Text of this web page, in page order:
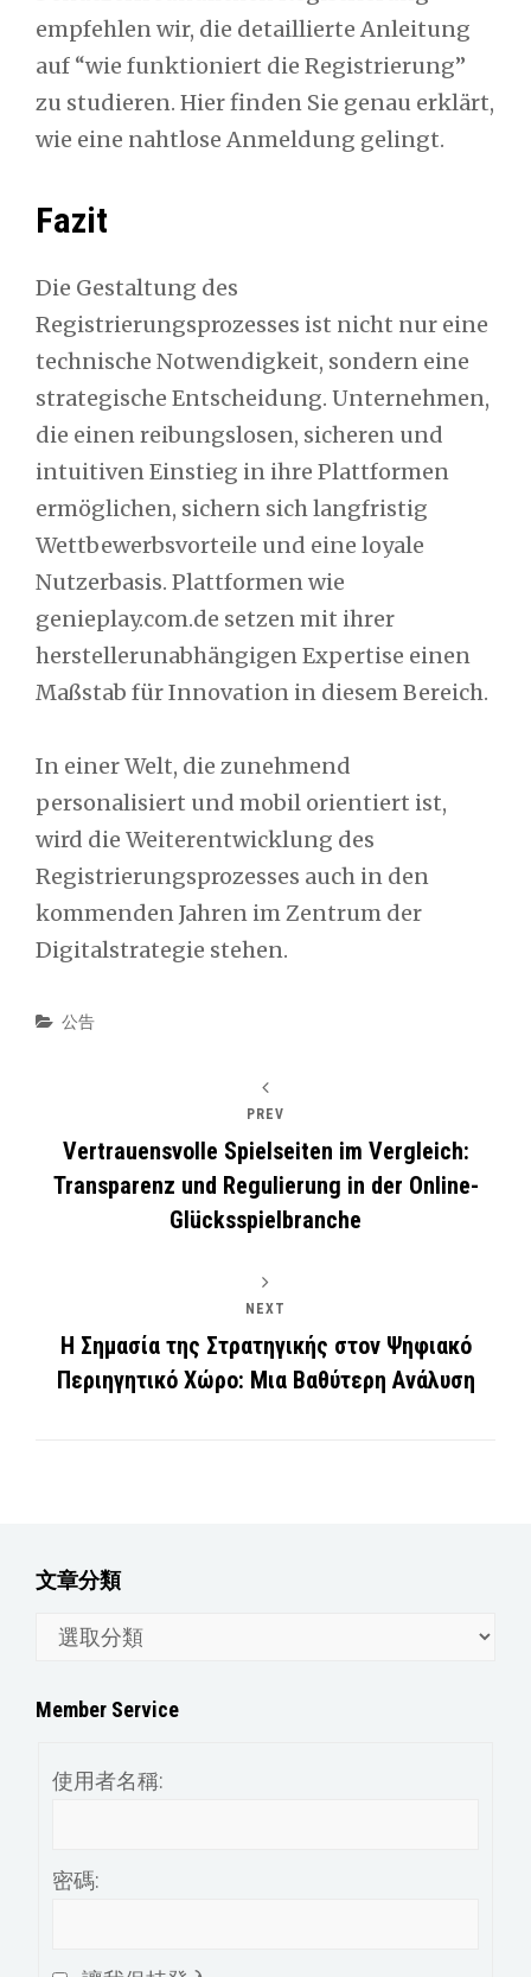
empfehlen wir, die detaillierte Anleitung
auf “wie funktioniert die Registrierung”
zu studieren. Hier finden Sie genau erklärt,
wie eine nahtlose Anmeldung gelingt.
Fazit
Die Gestaltung des
Registrierungsprozesses ist nicht nur eine
technische Notwendigkeit, sondern eine
strategische Entscheidung. Unternehmen,
die einen reibungslosen, sicheren und
intuitiven Einstieg in ihre Plattformen
ermöglichen, sichern sich langfristig
Wettbewerbsvorteile und eine loyale
Nutzerbasis. Plattformen wie
genieplay.com.de setzen mit ihrer
herstellerunabhängigen Expertise einen
Maßstab für Innovation in diesem Bereich.
In einer Welt, die zunehmend
personalisiert und mobil orientiert ist,
wird die Weiterentwicklung des
Registrierungsprozesses auch in den
kommenden Jahren im Zentrum der
Digitalstrategie stehen.
Categories
公告
PREV
Vertrauensvolle Spielseiten im Vergleich:
Transparenz und Regulierung in der Online-
Glücksspielbranche
NEXT
Η Σημασία της Στρατηγικής στον Ψηφιακό
Περιηγητικό Χώρο: Μια Βαθύτερη Ανάλυση
文章分類
分
Member Service
使用者名稱:
密碼: